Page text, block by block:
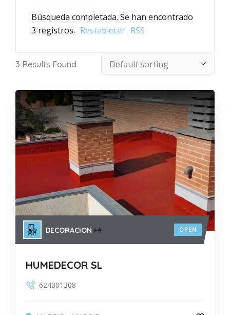
Búsqueda completada. Se han encontrado
3 registros. Restablecer RSS
3 Results Found
DECORACION +4 OPEN
HUMEDECOR SL
624001308